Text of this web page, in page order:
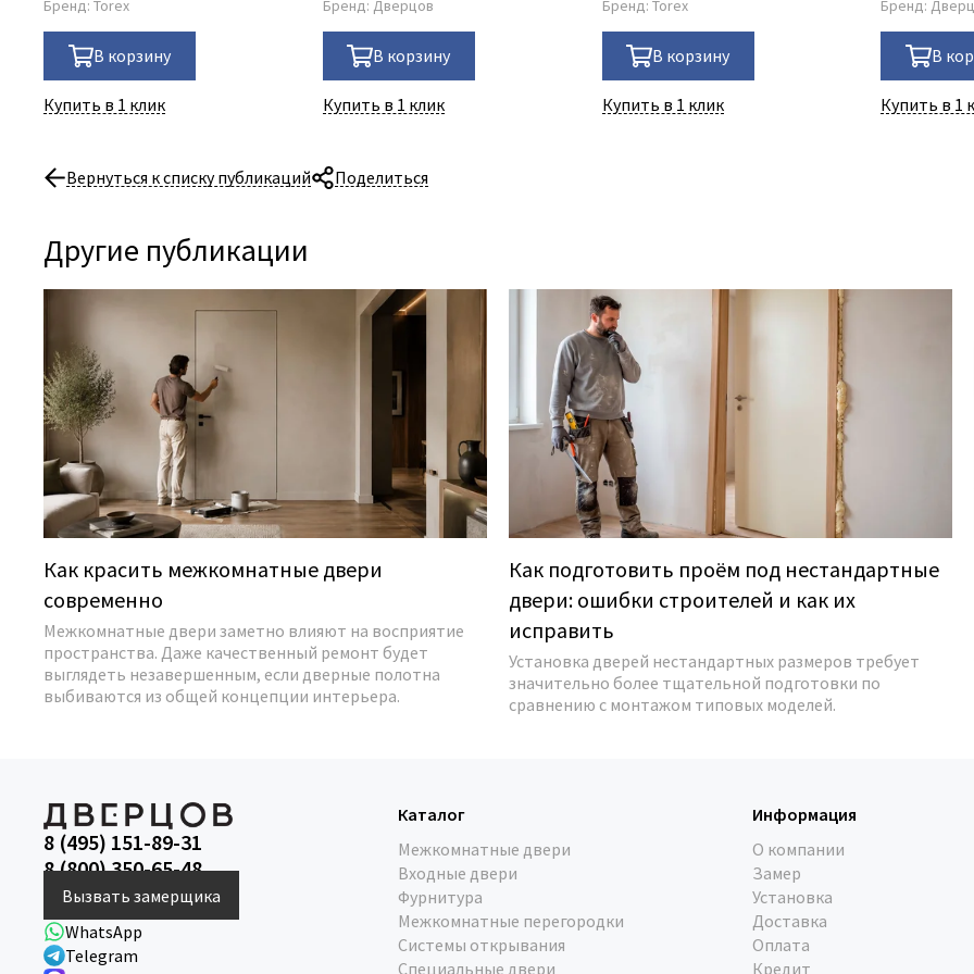
Бренд: Torex
В корзину
Купить в 1 клик
Бренд: Дверцов
В корзину
Купить в 1 клик
Бренд: Torex
В корзину
Купить в 1 клик
Бренд:
В
Купить в 1
Вернуться к списку публикаций Поделиться
Другие публикации
06 Августа 2026
Как красить межкомнатные двери
современно
Межкомнатные двери заметно влияют на восприятие
пространства. Даже качественный ремонт будет
выглядеть незавершенным, если дверные полотна
выбиваются из общей концепции интерьера.
25 Июля 2026
Как подготовить проём под нестандартные
двери: ошибки строителей и как их
исправить
Установка дверей нестандартных размеров требует
значительно более тщательной подготовки по
сравнению с монтажом типовых моделей.
8 (495) 151-89-31
8 (800) 350-65-48
Вызвать замерщика
WhatsApp
Telegram
Каталог
Межкомнатные двери
Входные двери
Фурнитура
Межкомнатные перегородки
Системы открывания
Специальные двери
Информация
О компании
Замер
Установка
Доставка
Оплата
Кредит